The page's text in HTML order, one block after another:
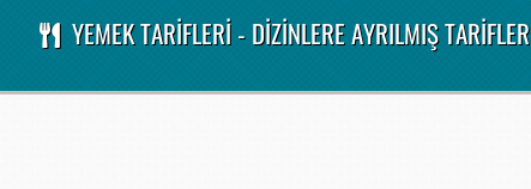
YEMEK TARİFLERİ - DİZİNLERE AYRILMIŞ TARİFLER